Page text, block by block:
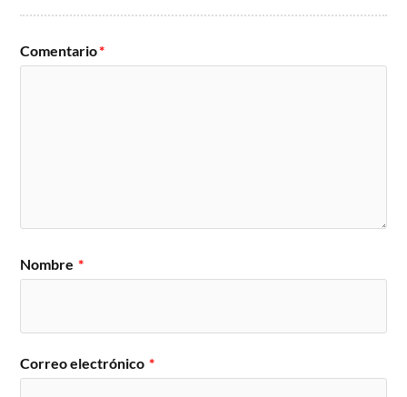
Comentario*
Nombre *
Correo electrónico *